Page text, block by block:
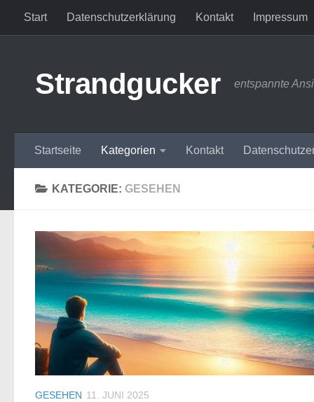
Zum Inhalt springen
Start Datenschutzerklärung Kontakt Impressum
Strandgucker entspannte
Startseite Kategorien Kontakt
KATEGORIE: GESEHEN
GESEHEN 11. JUNI 2025